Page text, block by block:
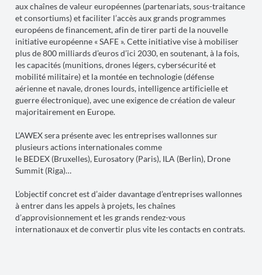
aux chaînes de valeur européennes (partenariats, sous-traitance
et consortiums) et faciliter l’accès aux grands programmes
européens de financement, afin de tirer parti de la nouvelle
initiative européenne « SAFE ». Cette initiative vise à mobiliser
plus de 800 milliards d’euros d’ici 2030, en soutenant, à la fois,
les capacités (munitions, drones légers, cybersécurité et
mobilité militaire) et la montée en technologie (défense
aérienne et navale, drones lourds, intelligence artificielle et
guerre électronique), avec une exigence de création de valeur
majoritairement en Europe.
L’AWEX sera présente avec les entreprises wallonnes sur
plusieurs actions internationales comme
le BEDEX (Bruxelles), Eurosatory (Paris), ILA (Berlin), Drone
Summit (Riga)…
L’objectif concret est d’aider davantage d’entreprises wallonnes
à entrer dans les appels à projets, les chaînes
d’approvisionnement et les grands rendez-vous
internationaux et de convertir plus vite les contacts en contrats.